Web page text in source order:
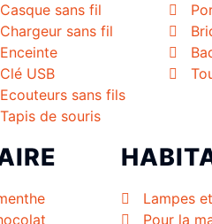
Casque sans fil
Chargeur sans fil
Enceinte
Clé USB
Ecouteurs sans fils
Tapis de souris
Lampes
Pour la